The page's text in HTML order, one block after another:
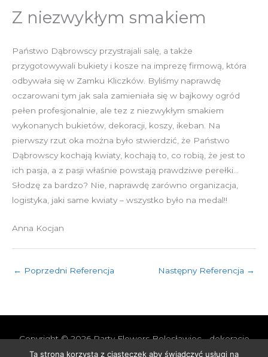
Z niezwykłym smakiem
Państwo Dąbrowscy przystrajali salę, a także
przygotowywali bukiety i kosze na imprezę firmową, która
odbywała się w Zamku Kliczków. Byliśmy naprawdę
oczarowani tym jak sala zamieniała się w bajkowy ogród
pełen profesjonalnie, ale tez z niezwykłym smakiem
wykonanych bukietów, dekoracji, koszy, ikeban. Na
pierwszy rzut oka można było stwierdzić, że Państwo
Dąbrowscy kochają kwiaty, kochają to, co robią, że jest to
ich pasja, a z pasji właśnie powstają prawdziwe perełki…
Słodzę za bardzo? Nie, naprawdę zarówno organizacja,
logistyka, jaki same kwiaty – wszystko było na medal!!
Anna Kocjan
← Poprzedni Referencja Następny Referencja →
Copyright © 2026Party Flowers Bolesławiec - dekoracje
nie tylko ślubne
Ta strona korzysta z ciasteczek aby świadczyć usługi na